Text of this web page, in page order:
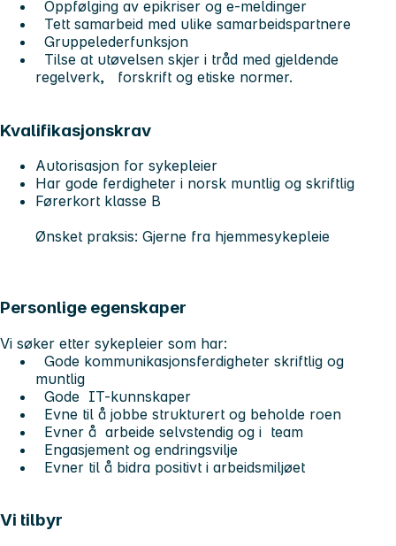
Oppfølging av epikriser og e-meldinger
Tett samarbeid med ulike samarbeidspartnere
Gruppelederfunksjon
Tilse at utøvelsen skjer i tråd med gjeldende
regelverk, forskrift og etiske normer.
Kvalifikasjonskrav
Autorisasjon for sykepleier
Har gode ferdigheter i norsk muntlig og skriftlig
Førerkort klasse B
Ønsket praksis: Gjerne fra hjemmesykepleie
Personlige egenskaper
Vi søker etter sykepleier som har:
Gode kommunikasjonsferdigheter skriftlig og
muntlig
Gode IT-kunnskaper
Evne til å jobbe strukturert og beholde roen
Evner å arbeide selvstendig og i team
Engasjement og endringsvilje
Evner til å bidra positivt i arbeidsmiljøet
Vi tilbyr